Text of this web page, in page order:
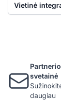
Vietinė
Partnerio
svetainė
daugiau